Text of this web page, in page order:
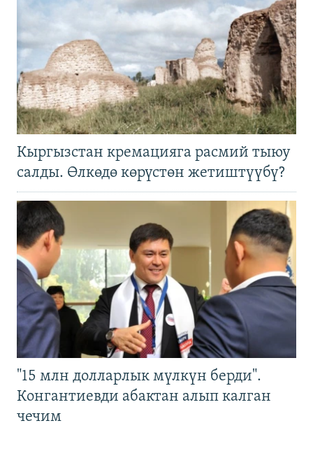
Кыргызстан кремацияга расмий тыюу
салды. Өлкөдө көрүстөн жетиштүүбү?
"15 млн долларлык мүлкүн берди".
Конгантиевди абактан алып калган
чечим